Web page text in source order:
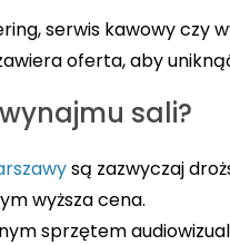
serwis kawowy
oferta, aby
sali?
są zazwyczaj
wyższa cena.
sprzętem